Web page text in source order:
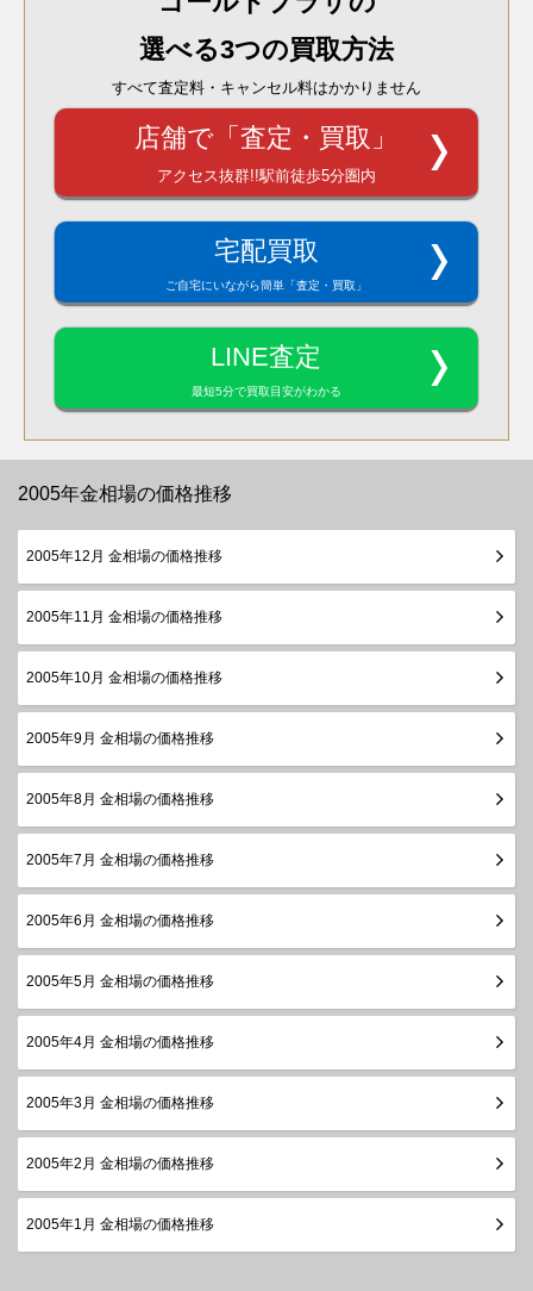
選べる3つの買取方法
すべて査定料・キャンセル料はかかりません
店舗で「査定・買取」
アクセス抜群!!駅前徒歩5分圏内
宅配買取
ご自宅にいながら簡単「査定・買取」
LINE査定
最短5分で買取目安がわかる
2005年金相場の価格推移
2005年12月 金相場の価格推移
2005年11月 金相場の価格推移
2005年10月 金相場の価格推移
2005年9月 金相場の価格推移
2005年8月 金相場の価格推移
2005年7月 金相場の価格推移
2005年6月 金相場の価格推移
2005年5月 金相場の価格推移
2005年4月 金相場の価格推移
2005年3月 金相場の価格推移
2005年2月 金相場の価格推移
2005年1月 金相場の価格推移